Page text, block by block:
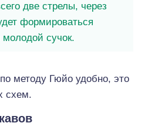
две стрелы, через
формироваться
молодой сучок.
методу Гюйо удобно, это
схем.